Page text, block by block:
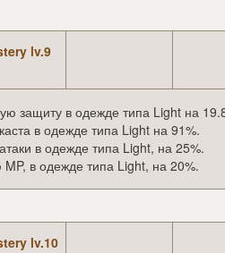
lv.9
защиту в одежде типа Light на
в одежде типа Light на 91%.
в одежде типа Light, на 25%.
в одежде типа Light, на 20%.
lv.10